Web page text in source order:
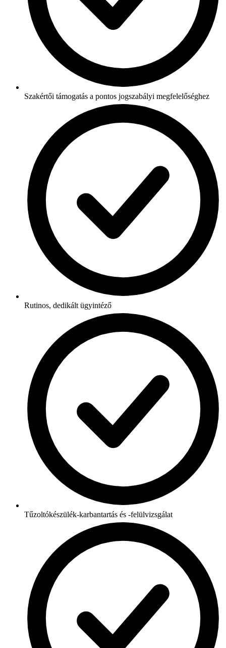
Szakértői támogatás a pontos jogszabályi megfelelőséghez
Rutinos, dedikált ügyintéző
Tűzoltókészülék-karbantartás és -felülvizsgálat